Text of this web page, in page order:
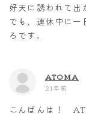
好天に誘われて出
でも、連休中に
ろです。
ATOMA
21年前
こんばんは！